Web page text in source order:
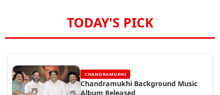
TODAY'S PICK
CHANDRAMUKHI
Chandramukhi Background Music
Album Released